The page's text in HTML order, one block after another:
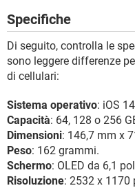
Specifiche
Di seguito, controlla le
sono leggere differenze
di cellulari:
Sistema operativo: iOS
Capacità: 64, 128 o 256
Dimensioni: 146,7 mm x
Peso: 162 grammi.
Schermo: OLED da 6,1
Risoluzione: 2532 x 1170